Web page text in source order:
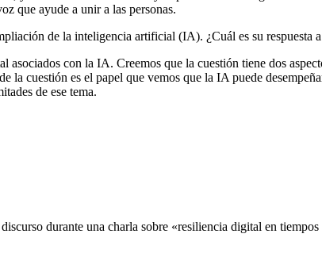
que ayude a unir a las personas.
de la inteligencia artificial (IA). ¿Cuál es su respuesta a
con la IA. Creemos que la cuestión tiene dos
la cuestión es el papel que vemos que la IA puede
de ese tema.
durante una charla sobre «resiliencia digital en